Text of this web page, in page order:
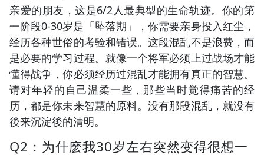
亲爱的朋友，这是6/2人最典型的生命轨迹。你的第
一阶段0-30岁是「坠落期」，你需要亲身投入红尘，
经历各种世俗的考验和错误。这段混乱不是浪费，而
是必要的学习过程。就像一个将军必须上过战场才能
懂得战争，你必须经历过混乱才能拥有真正的智慧。
请对年轻的自己温柔一些，那些当时觉得痛苦的经
历，都是你未来智慧的原料。没有那段混乱，就没有
後来沉淀後的清明。
Q2：为什麽我30岁左右突然变得很想一